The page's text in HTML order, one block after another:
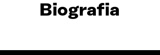
Biografia